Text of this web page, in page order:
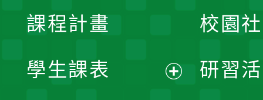
課程計畫
學生課表
校園
研習